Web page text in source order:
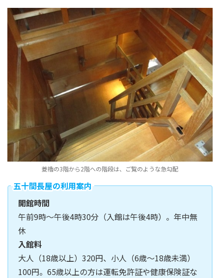
菱櫓の3階から2階への階段は、ご覧のような急勾配
五十間長屋の利用案内
開館時間
午前9時～午後4時30分（入館は午後4時）。年中無
休
入館料
大人（18歳以上）320円、小人（6歳～18歳未満）
100円。65歳以上の方は運転免許証や健康保険証な